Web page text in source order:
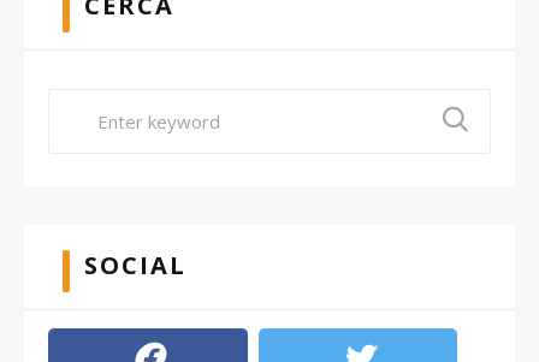
SOCIAL